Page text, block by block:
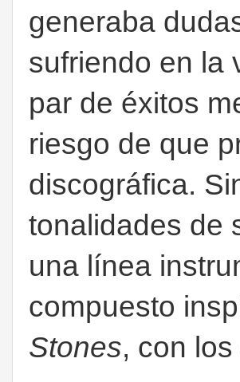
generaba
sufriendo en la
par de éxitos
riesgo de que
discográfica.
tonalidades de
una línea
compuesto
Stones, con